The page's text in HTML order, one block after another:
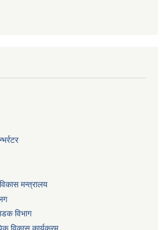
मन्त्रालय
विभाग